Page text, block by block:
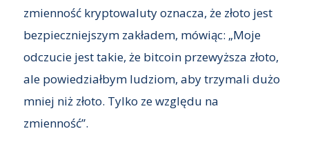
zmienność kryptowaluty oznacza, że złoto jest
bezpieczniejszym zakładem, mówiąc: „Moje
odczucie jest takie, że bitcoin przewyższa złoto,
ale powiedziałbym ludziom, aby trzymali dużo
mniej niż złoto. Tylko ze względu na
zmienność”.